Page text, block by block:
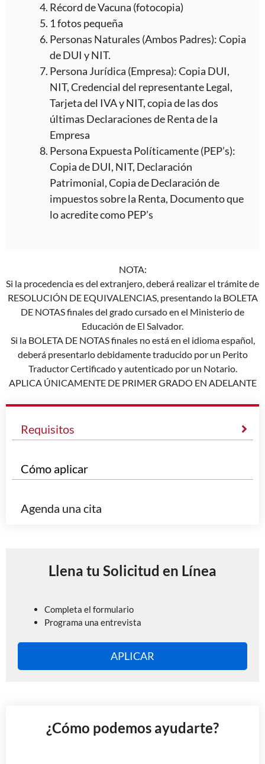
Requisitos
Cómo aplicar
Agenda una cita
Llena tu Solicitud en Línea
Completa el formulario
Programa una entrevista
APLICAR
¿Cómo podemos ayudarte?
Récord de Vacuna (fotocopia)
1 fotos pequeña
Personas Naturales (Ambos Padres): Copia
de DUI y NIT.
Persona Jurídica (Empresa): Copia DUI,
NIT, Credencial del representante Legal,
Tarjeta del IVA y NIT, copia de las dos
últimas Declaraciones de Renta de la
Empresa
Persona Expuesta Políticamente (PEP’s):
Copia de DUI, NIT, Declaración
Patrimonial, Copia de Declaración de
impuestos sobre la Renta, Documento que
lo acredite como PEP’s
NOTA:
Si la procedencia es del extranjero, deberá realizar el trámite de
RESOLUCIÓN DE EQUIVALENCIAS, presentando la BOLETA
DE NOTAS finales del grado cursado en el Ministerio de
Educación de El Salvador.
Si la BOLETA DE NOTAS finales no está en el idioma español,
deberá presentarlo debidamente traducido por un Perito
Traductor Certificado y autenticado por un Notario.
APLICA ÚNICAMENTE DE PRIMER GRADO EN ADELANTE